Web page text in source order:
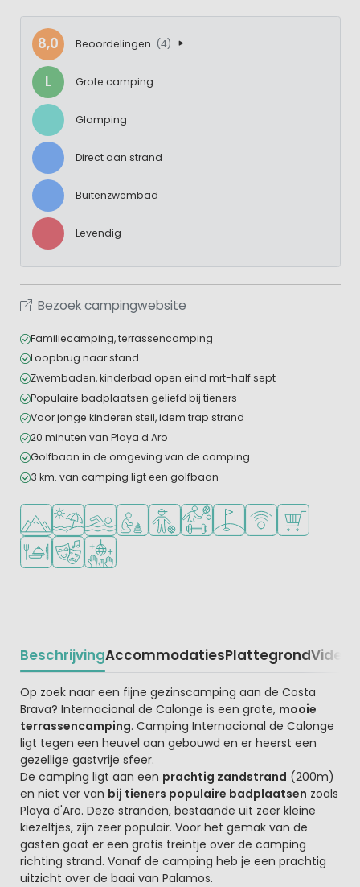
8,0 Beoordelingen (4)
L Grote camping
Glamping
Direct aan strand
Buitenzwembad
Levendig
Bezoek campingwebsite
Familiecamping, terrassencamping
Loopbrug naar stand
Zwembaden, kinderbad open eind mrt-half sept
Populaire badplaatsen geliefd bij tieners
Voor jonge kinderen steil, idem trap strand
20 minuten van Playa d Aro
Golfbaan in de omgeving van de camping
3 km. van camping ligt een golfbaan
Ligt in de heuvels/bergen
Ligt bij strand en zee
Openlucht zwembad
Aanbevolen voor jonge kinderen
Aanbevolen voor tieners
Veel mogelijkheden om te
Golfbaan in de buurt
WiFi beschikbaar
Restaurant of pizzeria
Animatieprogramma
Discotheek
BeschrijvingAccommodatiesPlattegrondVideo
Beschrijving
Op zoek naar een fijne gezinscamping aan de Costa
Brava? Internacional de Calonge is een grote, mooie
terrassencamping. Camping Internacional de Calonge
ligt tegen een heuvel aan gebouwd en er heerst een
gezellige gastvrije sfeer.
De camping ligt aan een prachtig zandstrand (200m)
en niet ver van bij tieners populaire badplaatsen zoals
Playa d'Aro. Deze stranden, bestaande uit zeer kleine
kiezeltjes, zijn zeer populair. Voor het gemak van de
gasten gaat er een gratis treintje over de camping
richting strand. Vanaf de camping heb je een prachtig
uitzicht over de baai van Palamos.